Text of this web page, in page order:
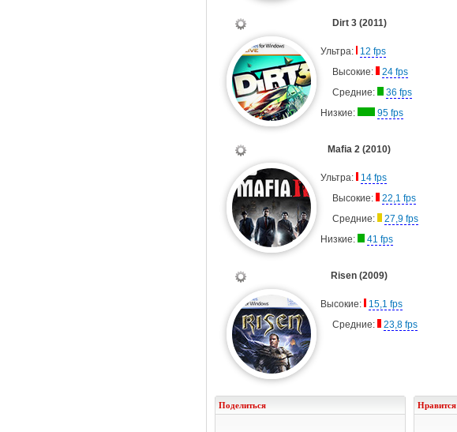
Dirt 3 (2011)
Ультра:
12 fps
Высокие:
24 fps
Средние:
36 fps
Низкие:
95 fps
Mafia 2 (2010)
Ультра:
14 fps
Высокие:
22,1 fps
Средние:
27,9 fps
Низкие:
41 fps
Risen (2009)
Высокие:
15,1 fps
Средние:
23,8 fps
Поделиться Нравится